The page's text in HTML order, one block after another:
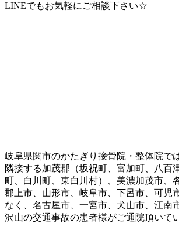
LINEでもお気軽にご相談下さい☆
岐阜県関市のかたぎり接骨院・整体院で
隣接する加茂郡（坂祝町、富加町、八百
町、白川町、東白川村）、美濃加茂市、
郡上市、山形市、岐阜市、下呂市、可児
なく、名古屋市、一宮市、犬山市、江南
沢山の交通事故の患者様がご通院頂いて